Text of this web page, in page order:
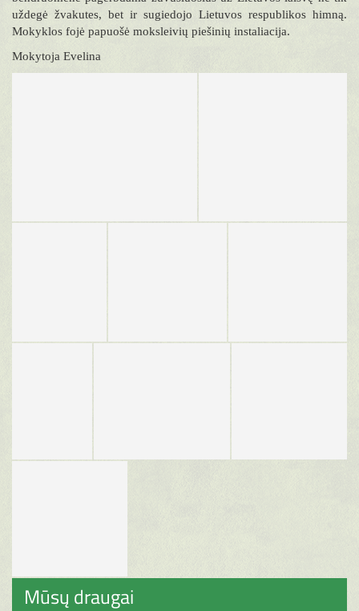
uždegė žvakutes, bet ir sugiedojo Lietuvos respublikos himną.
Mokyklos fojė papuošė moksleivių piešinių instaliacija.
Mokytoja Evelina
Mūsų draugai